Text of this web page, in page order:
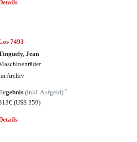
7493
Jean
Archiv
(inkl. Aufgeld)*
(US$ 359)